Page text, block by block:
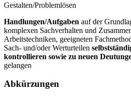
Gestalten/Problemlösen
Handlungen/Aufgaben auf der
komplexen Sachverhalten und
Arbeitstechniken, geeigneten
Sach- und/oder Werturteilen
kontrollieren sowie zu neuen
gelangen
Abkürzungen